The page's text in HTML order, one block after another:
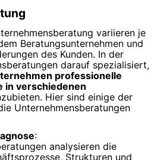
variieren je
Beratungsunternehmen und
des Kunden. In der
darauf spezialisiert,
professionelle
in verschiedenen
Hier sind einige der
Unternehmensberatungen
:
analysieren die
Strukturen und